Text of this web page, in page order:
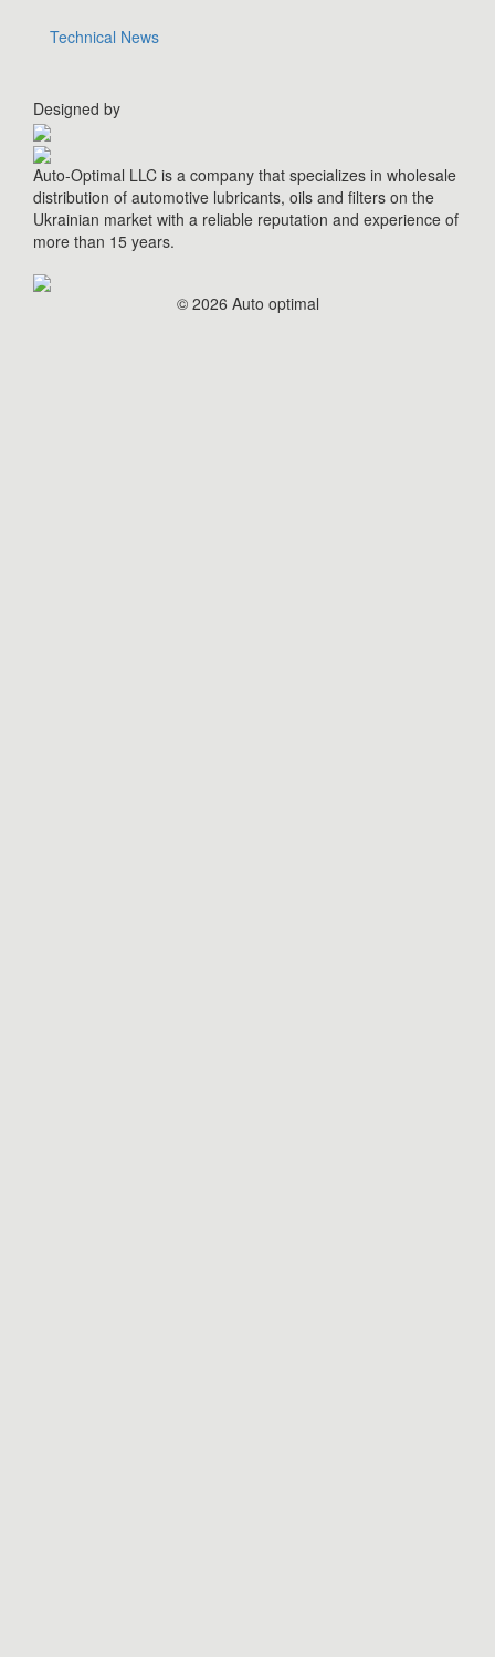
Technical News
Designed by
Auto-Optimal LLC is a company that specializes in wholesale
distribution of automotive lubricants, oils and filters on the
Ukrainian market with a reliable reputation and experience of
more than 15 years.
© 2026 Auto optimal